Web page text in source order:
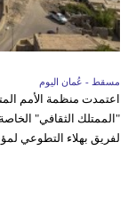
مسقط - عُمان اليوم
اعتمدت منظمة الأمم
"الممتلك الثقافي"
لفريق بهلاء التطوعي